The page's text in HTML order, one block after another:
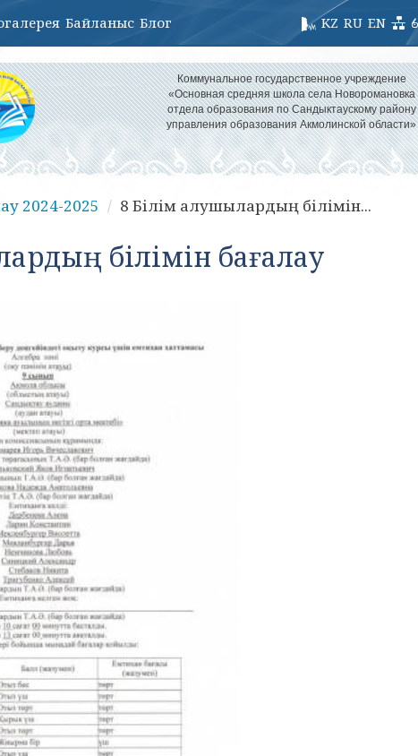
Байланыс Блог EN
RU
KZ
Коммунальное государственное учреждение
«Основная средняя школа села Новоромановка
отдела образования по Сандыктаускому району
управления образования Акмолинской области»
2024-2025 8 Білім алушылардың білімін...
білімін бағалау